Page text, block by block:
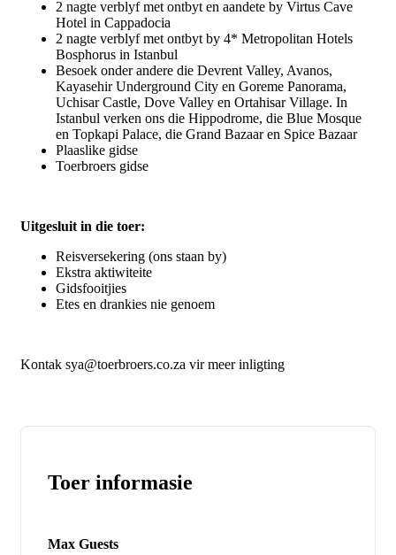
2 nagte verblyf met ontbyt en aandete by Virtus Cave
Hotel in Cappadocia
2 nagte verblyf met ontbyt by 4* Metropolitan Hotels
Bosphorus in Istanbul
Besoek onder andere die Devrent Valley, Avanos,
Kayasehir Underground City en Goreme Panorama,
Uchisar Castle, Dove Valley en Ortahisar Village. In
Istanbul verken ons die Hippodrome, die Blue Mosque
en Topkapi Palace, die Grand Bazaar en Spice Bazaar
Plaaslike gidse
Toerbroers gidse
Uitgesluit in die toer:
Reisversekering (ons staan by)
Ekstra aktiwiteite
Gidsfooitjies
Etes en drankies nie genoem
Kontak sya@toerbroers.co.za vir meer inligting
Toer informasie
Max Guests